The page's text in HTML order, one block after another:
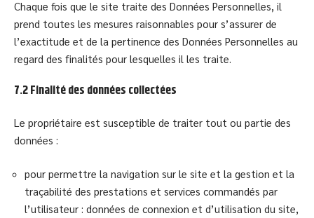
Chaque fois que le site traite des Données Personnelles, il
prend toutes les mesures raisonnables pour s’assurer de
l’exactitude et de la pertinence des Données Personnelles au
regard des finalités pour lesquelles il les traite.
7.2 Finalité des données collectées
Le propriétaire est susceptible de traiter tout ou partie des
données :
pour permettre la navigation sur le site et la gestion et la
traçabilité des prestations et services commandés par
l’utilisateur : données de connexion et d’utilisation du site,